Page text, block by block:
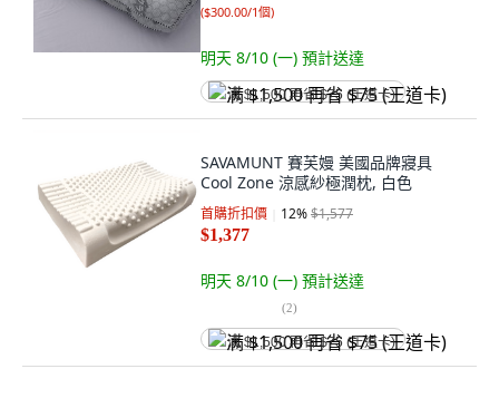
($300.00/1個)
明天 8/10 (一) 預計送達
满 $1,500 再省 $75 (王道卡)
SAVAMUNT 賽芙嫚 美國品牌寢具
Cool Zone 涼感紗極潤枕, 白色
首購折扣價 12%$1,577
$1,377
明天 8/10 (一) 預計送達
(2)
满 $1,500 再省 $75 (王道卡)